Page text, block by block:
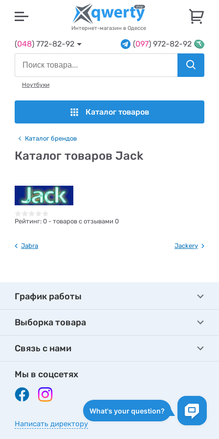
Интернет-магазин в Одессе
(048) 772-82-92 (097) 972-82-92
Ноутбуки
Каталог товаров
Каталог брендов
Каталог товаров Jack
Рейтинг: 0 - товаров с отзывами 0
Jabra Jackery
График работы
Выборка товара
Связь с нами
Мы в соцсетях
Написать директору